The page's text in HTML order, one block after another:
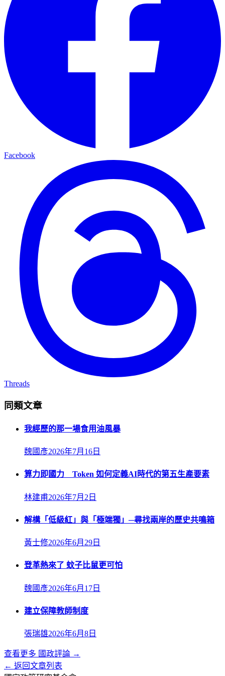
Facebook
Threads
同類文章
我經歷的那一場食用油風暴
魏國彥2026年7月16日
算力即國力 Token 如何定義AI時代的第五生產要素
林建甫2026年7月2日
解構「低級紅」與「極端獨」─尋找兩岸的歷史共鳴箱
黃士修2026年6月29日
登革熱來了 蚊子比鼠更可怕
魏國彥2026年6月17日
建立保障教師制度
張瑞雄2026年6月8日
查看更多 國政評論 →
← 返回文章列表